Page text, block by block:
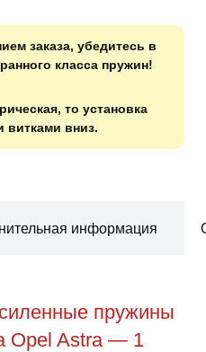
заказа, убедитесь в
класса пружин!
то установка
витками вниз.
информация
пружины
Opel Astra — 1